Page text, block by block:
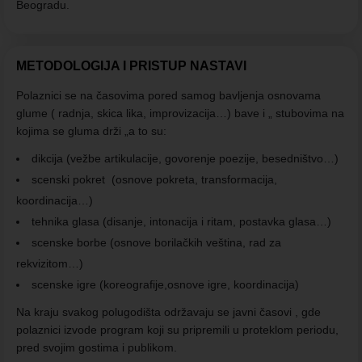
Beogradu.
METODOLOGIJA I PRISTUP NASTAVI
Polaznici se na časovima pored samog bavljenja osnovama
glume ( radnja, skica lika, improvizacija…) bave i „ stubovima na
kojima se gluma drži „a to su:
dikcija (vežbe artikulacije, govorenje poezije, besedništvo…)
scenski pokret (osnove pokreta, transformacija,
koordinacija…)
tehnika glasa (disanje, intonacija i ritam, postavka glasa…)
scenske borbe (osnove borilačkih veština, rad za
rekvizitom…)
scenske igre (koreografije,osnove igre, koordinacija)
Na kraju svakog polugodišta održavaju se javni časovi , gde
polaznici izvode program koji su pripremili u proteklom periodu,
pred svojim gostima i publikom.